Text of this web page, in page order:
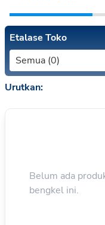
Etalase Toko
Semua (0)
Urutkan:
Belum ada
bengkel ini.